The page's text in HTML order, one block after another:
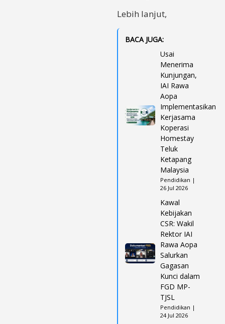
Lebih lanjut,
BACA JUGA:
Usai
Menerima
Kunjungan,
IAI Rawa
Aopa
Implementasikan
Kerjasama
Koperasi
Homestay
Teluk
Ketapang
Malaysia
Pendidikan |
26 Jul 2026
Kawal
Kebijakan
CSR: Wakil
Rektor IAI
Rawa Aopa
Salurkan
Gagasan
Kunci dalam
FGD MP-
TJSL
Pendidikan |
24 Jul 2026